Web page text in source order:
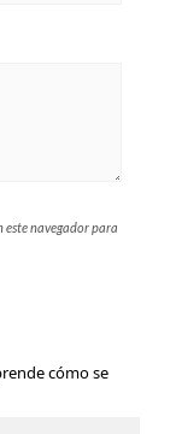
navegador para
cómo se